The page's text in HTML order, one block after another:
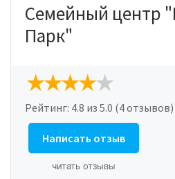
Семейный центр
Парк"
Рейтинг: 4.8 из 5.0 (4 отзывов)
Написать отзыв
читать отзывы